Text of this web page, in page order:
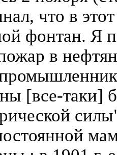
что в
фонтан. Я
в
[все-таки]